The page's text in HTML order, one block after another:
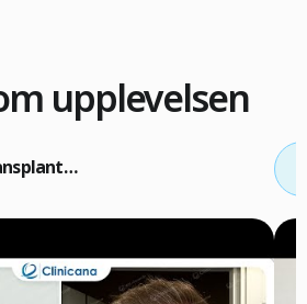
upplevelsen
Kaj, Hårtransplantation efter 11 månader